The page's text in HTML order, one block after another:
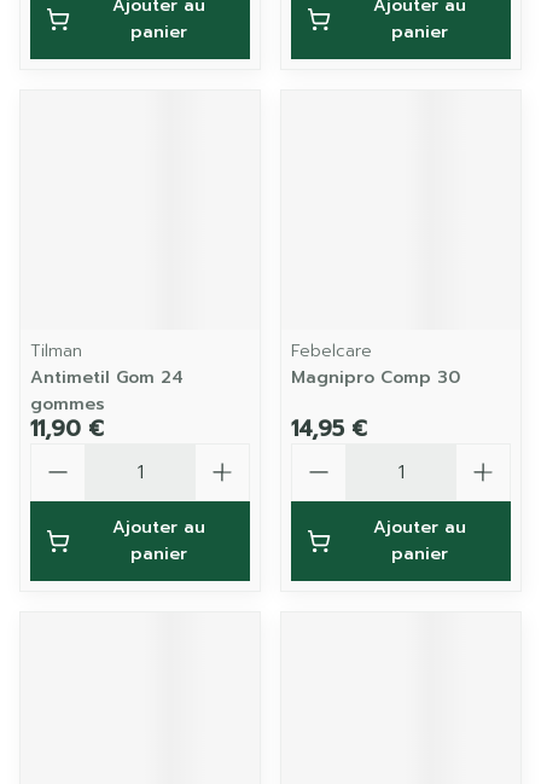
Ajouter au
panier
Ajouter au
panier
Tilman
Antimetil Gom 24
gommes
11,90 €
Ajouter au
panier
Febelcare
Magnipro Comp 30
14,95 €
Ajouter au
panier